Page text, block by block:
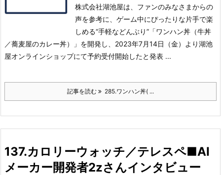
株式会社湖池屋は、ファンのみなさまからの
声を参考に、ゲーム中にぴったりな片手で楽
しめる“手軽などんぶり”「ワンハン丼（牛丼
／蕎麦屋のカレー丼）」を開発し、2023年7月14日（金）より湖池
屋オンラインショップにて予約受付開始したと発表 ...
記事を読む 285.ワンハン丼( ...
137.カロリーウォッチ／テレスペ■AI
メーカー開発者2zさんインタビュー